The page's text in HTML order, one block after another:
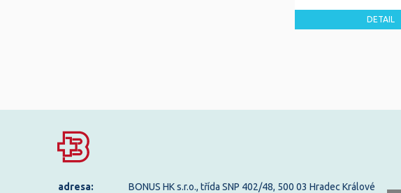
DETAIL
adresa: BONUS HK s.r.o., třída SNP 402/48, 500 03 Hradec Králové